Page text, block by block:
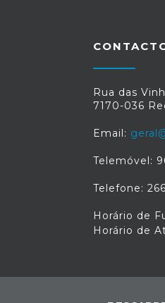
Rua das
7170-036
Email:
Telemóvel:
Telefone:
Horário de
Horário de